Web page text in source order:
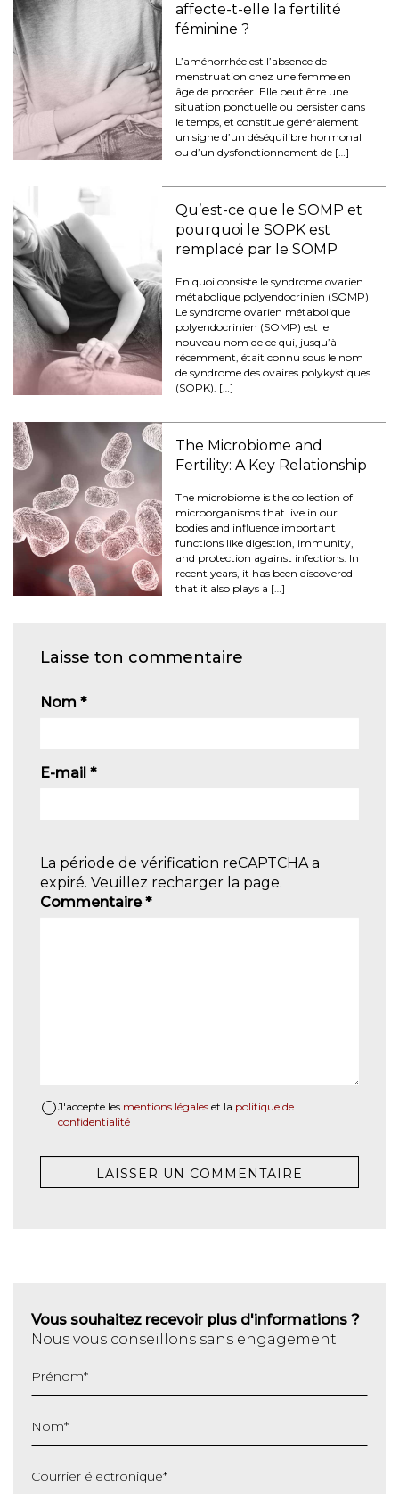
affecte-t-elle la fertilité
féminine ?
L’aménorrhée est l’absence de
menstruation chez une femme en
âge de procréer. Elle peut être une
situation ponctuelle ou persister dans
le temps, et constitue généralement
un signe d’un déséquilibre hormonal
ou d’un dysfonctionnement de […]
Qu’est-ce que le SOMP et
pourquoi le SOPK est
remplacé par le SOMP
En quoi consiste le syndrome ovarien
métabolique polyendocrinien (SOMP)
Le syndrome ovarien métabolique
polyendocrinien (SOMP) est le
nouveau nom de ce qui, jusqu’à
récemment, était connu sous le nom
de syndrome des ovaires polykystiques
(SOPK). […]
The Microbiome and
Fertility: A Key Relationship
The microbiome is the collection of
microorganisms that live in our
bodies and influence important
functions like digestion, immunity,
and protection against infections. In
recent years, it has been discovered
that it also plays a […]
Laisse ton commentaire
Nom *
E-mail *
La période de vérification reCAPTCHA a
expiré. Veuillez recharger la page.
Commentaire*
J'accepte les mentions légales et la politique de
confidentialité
Vous souhaitez recevoir plus d'informations ?
Nous vous conseillons sans engagement
Prénom*
Nom*
Courrier électronique*